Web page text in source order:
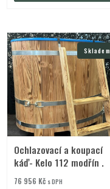
Skladem
Ochlazovací a koupací
káď- Kelo 112 modřín .
76 956 Kč s DPH